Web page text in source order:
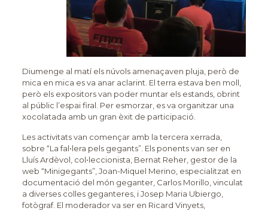
Diumenge al matí els núvols amenaçaven pluja, però de
mica en mica es va anar aclarint. El terra estava ben moll,
però els expositors van poder muntar els estands, obrint
al públic l’espai firal. Per esmorzar, es va organitzar una
xocolatada amb un gran èxit de participació.
Les activitats van començar amb la tercera xerrada,
sobre “La fal•lera pels gegants”. Els ponents van ser en
Lluís Ardèvol, col•leccionista, Bernat Reher, gestor de la
web “Minigegants”, Joan-Miquel Merino, especialitzat en
documentació del món geganter, Carlos Morillo, vinculat
a diverses colles geganteres, i Josep Maria Ubiergo,
fotògraf. El moderador va ser en Ricard Vinyets,